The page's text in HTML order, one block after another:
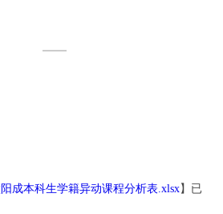
阳成本科生学籍异动课程分析表.xlsx】已